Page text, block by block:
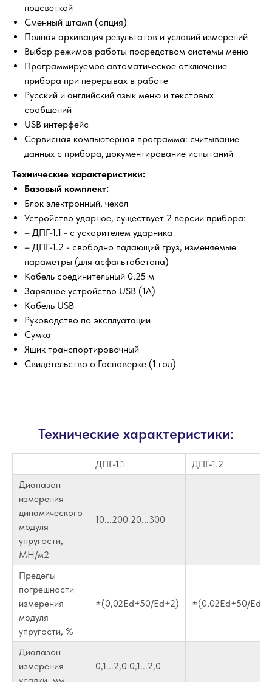
подсветкой
Сменный штамп (опция)
Полная архивация результатов и условий измерений
Выбор режимов работы посредством системы меню
Программируемое автоматическое отключение
прибора при перерывах в работе
Русский и английский язык меню и текстовых
сообщений
USB интерфейс
Сервисная компьютерная программа: считывание
данных с прибора, документирование испытаний
Технические характеристики:
Базовый комплект:
Блок электронный, чехол
Устройство ударное, существует 2 версии прибора:
– ДПГ-1.1 - с ускорителем ударника
– ДПГ-1.2 - свободно падающий груз, изменяемые
параметры (для асфальтобетона)
Кабель соединительный 0,25 м
Зарядное устройство USB (1A)
Кабель USB
Руководство по эксплуатации
Сумка
Ящик транспортировочный
Свидетельство о Госповерке (1 год)
Технические характеристики:
ДПГ-1.1
ДПГ-1.2
Диапазон
измерения
динамического
модуля
упругости,
МН/м2
10...200 20...300
Пределы
погрешности
измерения
модуля
упругости, %
±(0,02Ed+50/Ed+2) ±(0,02Ed+50/
Диапазон
измерения
0,1...2,0 0,1...2,0